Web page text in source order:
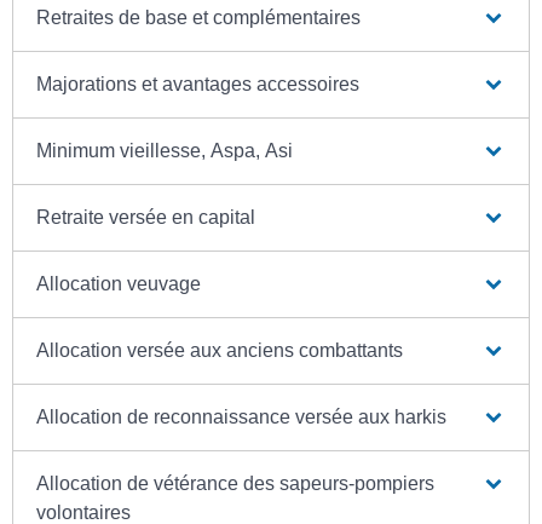
Retraites de base et complémentaires
Majorations et avantages accessoires
Minimum vieillesse, Aspa, Asi
Retraite versée en capital
Allocation veuvage
Allocation versée aux anciens combattants
Allocation de reconnaissance versée aux harkis
Allocation de vétérance des sapeurs-pompiers
volontaires